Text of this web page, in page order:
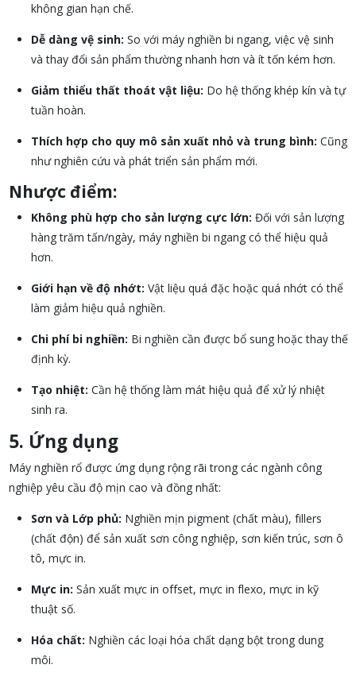
không gian hạn chế.
Dễ dàng vệ sinh: So với máy nghiền bi ngang, việc vệ sinh
và thay đổi sản phẩm thường nhanh hơn và ít tốn kém hơn.
Giảm thiểu thất thoát vật liệu: Do hệ thống khép kín và tự
tuần hoàn.
Thích hợp cho quy mô sản xuất nhỏ và trung bình: Cũng
như nghiên cứu và phát triển sản phẩm mới.
Nhược điểm:
Không phù hợp cho sản lượng cực lớn: Đối với sản lượng
hàng trăm tấn/ngày, máy nghiền bi ngang có thể hiệu quả
hơn.
Giới hạn về độ nhớt: Vật liệu quá đặc hoặc quá nhớt có thể
làm giảm hiệu quả nghiền.
Chi phí bi nghiền: Bi nghiền cần được bổ sung hoặc thay thế
định kỳ.
Tạo nhiệt: Cần hệ thống làm mát hiệu quả để xử lý nhiệt
sinh ra.
5. Ứng dụng
Máy nghiền rổ được ứng dụng rộng rãi trong các ngành công
nghiệp yêu cầu độ mịn cao và đồng nhất:
Sơn và Lớp phủ: Nghiền mịn pigment (chất màu), fillers
(chất độn) để sản xuất sơn công nghiệp, sơn kiến trúc, sơn ô
tô, mực in.
Mực in: Sản xuất mực in offset, mực in flexo, mực in kỹ
thuật số.
Hóa chất: Nghiền các loại hóa chất dạng bột trong dung
môi.